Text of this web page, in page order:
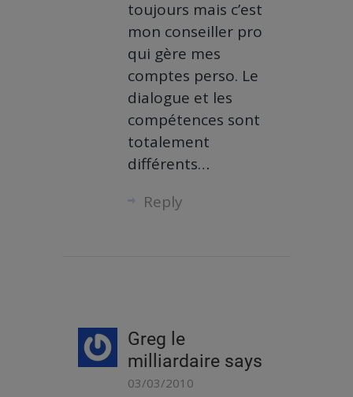
toujours mais c’est
mon conseiller pro
qui gère mes
comptes perso. Le
dialogue et les
compétences sont
totalement
différents…
Reply
Greg le
milliardairesays
03/03/2010